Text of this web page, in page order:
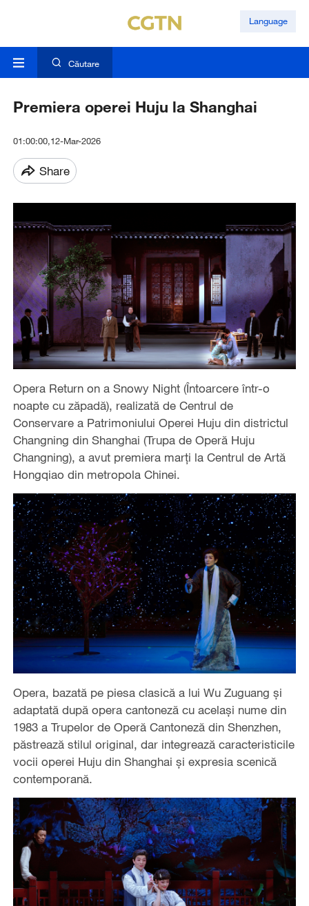
Language
Căutare
Premiera operei Huju la Shanghai
01:00:00,12-Mar-2026
Share
Opera Return on a Snowy Night (Întoarcere într-o
noapte cu zăpadă), realizată de Centrul de
Conservare a Patrimoniului Operei Huju din districtul
Changning din Shanghai (Trupa de Operă Huju
Changning), a avut premiera marți la Centrul de Artă
Hongqiao din metropola Chinei.
Opera, bazată pe piesa clasică a lui Wu Zuguang și
adaptată după opera cantoneză cu același nume din
1983 a Trupelor de Operă Cantoneză din Shenzhen,
păstrează stilul original, dar integrează caracteristicile
vocii operei Huju din Shanghai și expresia scenică
contemporană.